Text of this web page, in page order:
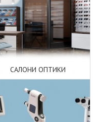
САЛОНИ ОПТИКИ